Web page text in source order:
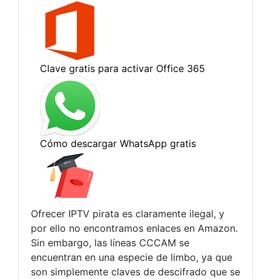
Ofrecer IPTV pirata es claramente ilegal, y
por ello no encontramos enlaces en Amazon.
Sin embargo, las líneas CCCAM se
encuentran en una especie de limbo, ya que
son simplemente claves de descifrado que se